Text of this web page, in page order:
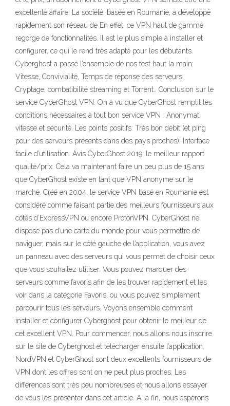
excellente affaire. La société, basée en Roumanie, a développé
rapidement son réseau de En effet, ce VPN haut de gamme
regorge de fonctionnalités. Il est le plus simple à installer et
configurer, ce qui le rend très adapté pour les débutants.
Cyberghost a passé l’ensemble de nos test haut la main:
Vitesse, Convivialité, Temps de réponse des serveurs,
Cryptage, combatibilité streaming et Torrent.. Conclusion sur le
service CyberGhost VPN. On a vu que CyberGhost remplit les
conditions nécessaires à tout bon service VPN : Anonymat,
vitesse et sécurité. Les points positifs: Très bon débit (et ping
pour des serveurs présents dans des pays proches). Interface
facile d’utilisation. Avis CyberGhost 2019: le meilleur rapport
qualité/prix. Cela va maintenant faire un peu plus de 15 ans
que CyberGhost existe en tant que VPN anonyme sur le
marché. Créé en 2004, le service VPN basé en Roumanie est
considéré comme faisant partie des meilleurs fournisseurs aux
côtés d’ExpressVPN ou encore ProtonVPN. CyberGhost ne
dispose pas d’une carte du monde pour vous permettre de
naviguer, mais sur le côté gauche de l’application, vous avez
un panneau avec des serveurs qui vous permet de choisir ceux
que vous souhaitez utiliser. Vous pouvez marquer des
serveurs comme favoris afin de les trouver rapidement et les
voir dans la catégorie Favoris, ou vous pouvez simplement
parcourir tous les serveurs. Voyons ensemble comment
installer et configurer Cyberghost pour obtenir le meilleur de
cet excellent VPN. Pour commencer, nous allons nous inscrire
sur le site de Cyberghost et télécharger ensuite l’application.
NordVPN et CyberGhost sont deux excellents fournisseurs de
VPN dont les offres sont on ne peut plus proches. Les
différences sont très peu nombreuses et nous allons essayer
de vous les présenter dans cet article. A la fin, nous espérons